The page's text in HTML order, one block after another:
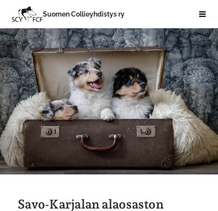
Siirry
sivun
sisältöön
Suomen Collieyhdistys ry
Savo-Karjalan alaosaston